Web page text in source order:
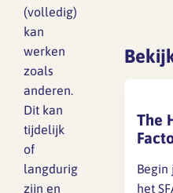
Branche analyse en
onderzoek
Rapport Arbeidszaken 2025
Rapport Arbeidszaken 2024
Rapport Arbeidszaken 2023
Vertrouwenspersoon
Handreikingen
Kantooromgeving
Maatregelen
(volledig)
kan
werken
zoals
anderen.
Dit kan
tijdelijk
of
langdurig
zijn en
The
Begin
het